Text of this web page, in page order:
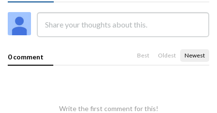
0 comment Best Oldest Newest
Write the first comment for this!